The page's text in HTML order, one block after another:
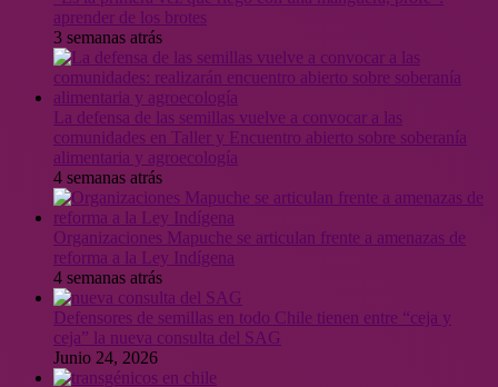
aprender de los brotes
3 semanas atrás
La defensa de las semillas vuelve a convocar a las
comunidades en Taller y Encuentro abierto sobre soberanía
alimentaria y agroecología
4 semanas atrás
Organizaciones Mapuche se articulan frente a amenazas de
reforma a la Ley Indígena
4 semanas atrás
Defensores de semillas en todo Chile tienen entre “ceja y
ceja” la nueva consulta del SAG
Junio 24, 2026